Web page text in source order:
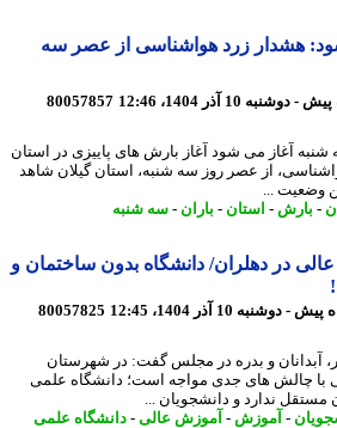
هشدار زرد هواشناسی از عصر سه
80057857
آغاز می شود آغاز بارش های پاییزی در استان
از عصر روز سه شنبه، استان گیلان شاهد
...
-استان-باران- سه شنبه
دهلران/ دانشگاه بدون ساختمان و
80057825
و بدره در مجلس گفت: در شهرستان
های جدی مواجه است؛ دانشگاه علمی
ندارد و دانشجویان ...
-آموزش-آموزش عالی-دانشگاه علمی